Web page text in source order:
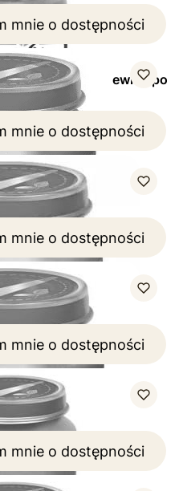
mnie o dostępności
Obiadek, marchewka, po
mnie o dostępności
Zupka, jarzynowa z
125 g
mnie o dostępności
125 g
mnie o dostępności
banany i kiwi, 190 g
mnie o dostępności